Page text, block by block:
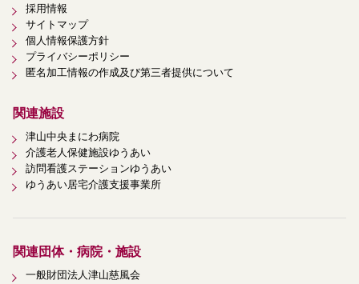
採用情報
サイトマップ
個人情報保護方針
プライバシーポリシー
匿名加工情報の作成及び第三者提供について
関連施設
津山中央まにわ病院
介護老人保健施設ゆうあい
訪問看護ステーションゆうあい
ゆうあい居宅介護支援事業所
関連団体・病院・施設
一般財団法人津山慈風会